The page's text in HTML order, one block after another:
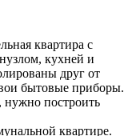
квартира с
кухней и
друг от
бытовые приборы.
нужно построить
квартире.